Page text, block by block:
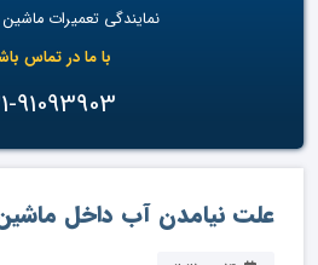
نمایندگی تعمیرات
با ما در تماس
91093903
علت نیامدن آب داخل